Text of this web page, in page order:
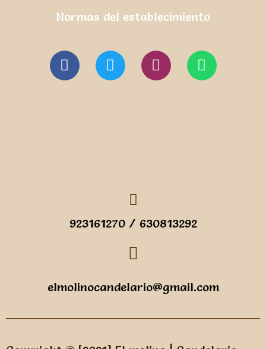
Normas del establecimiento
923161270 / 630813292
elmolinocandelario@gmail.com